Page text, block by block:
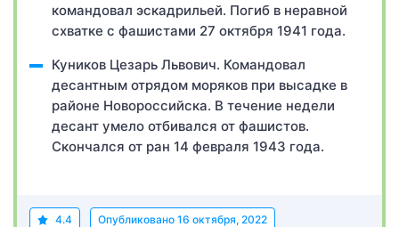
командовал эскадрильей. Погиб в неравной
схватке с фашистами 27 октября 1941 года.
Куников Цезарь Львович. Командовал
десантным отрядом моряков при высадке в
районе Новороссийска. В течение недели
десант умело отбивался от фашистов.
Скончался от ран 14 февраля 1943 года.
4.4 Опубликовано 16 октября, 2022